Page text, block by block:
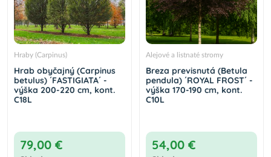
Hraby (Carpinus)
Hrab obyčajný (Carpinus
betulus) ´FASTIGIATA´ -
výška 200-220 cm, kont.
C18L
79,00 €
Alejové a listnaté stromy
Breza previsnutá (Betula
pendula) ´ROYAL FROST´ -
výška 170-190 cm, kont.
C10L
54,00 €